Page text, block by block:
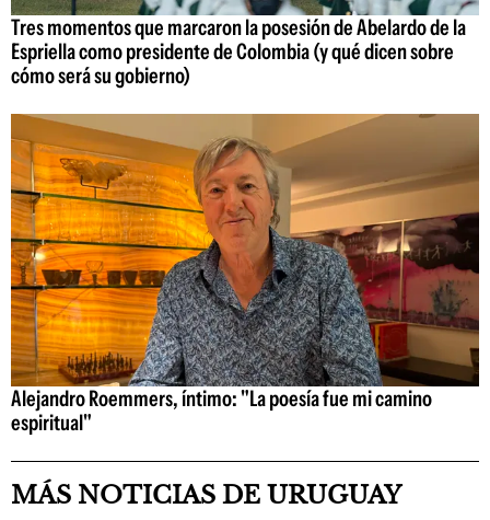
Tres momentos que marcaron la posesión de Abelardo de la
Espriella como presidente de Colombia (y qué dicen sobre
cómo será su gobierno)
Alejandro Roemmers, íntimo: "La poesía fue mi camino
espiritual"
MÁS NOTICIAS DE URUGUAY